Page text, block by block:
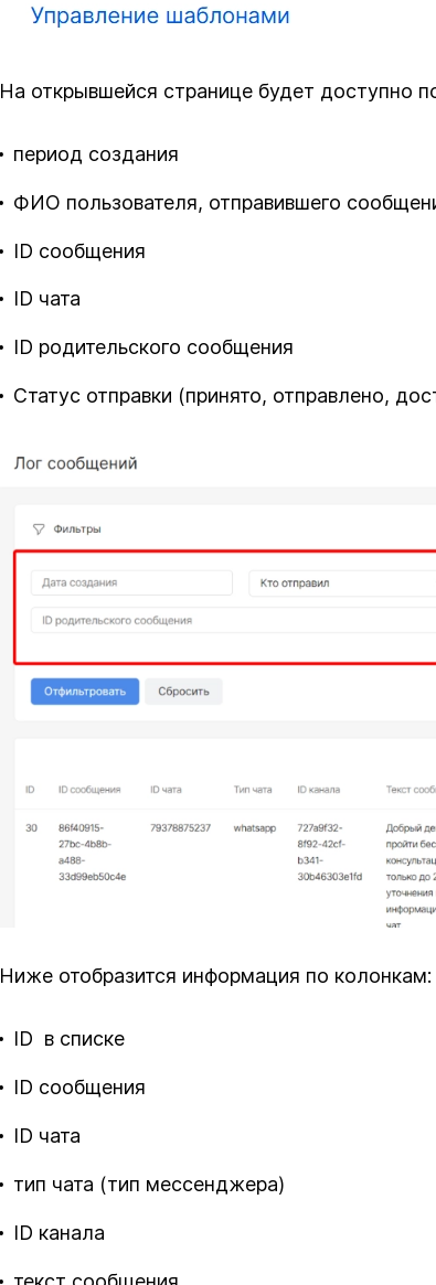
На открывшейся странице будет доступно
период создания
ФИО пользователя, отправившего
ID сообщения
ID чата
ID родительского сообщения
Статус отправки (принято, отправлено,
Ниже отобразится информация по колонкам:
ID в списке
ID сообщения
ID чата
тип чата (тип мессенджера)
ID канала